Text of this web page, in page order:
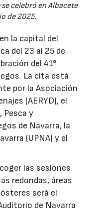
celebró en Albacete
de 2025.
la capital del
del 23 al 25 de
del 41°
La cita está
por la Asociación
(AERYD), el
Pesca y
de Navarra, la
(UPNA) y el
las sesiones
redondas, áreas
será el
de Navarra